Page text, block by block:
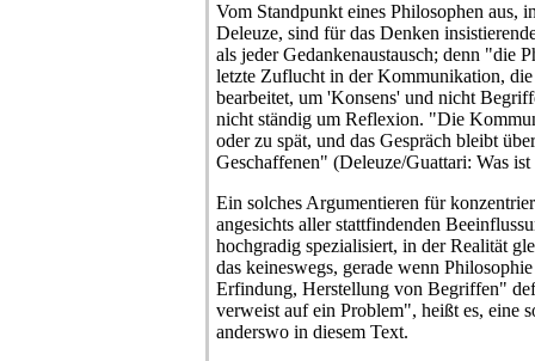
Vom Standpunkt eines Philosophen aus,
Deleuze, sind für das Denken
als jeder Gedankenaustausch; denn "die
letzte Zuflucht in der Kommunikation,
bearbeitet, um 'Konsens' und nicht
nicht ständig um Reflexion. "Die
oder zu spät, und das Gespräch bleibt
Geschaffenen" (Deleuze/Guattari: Was
Ein solches Argumentieren für
angesichts aller stattfindenden
hochgradig spezialisiert, in der Realität
das keineswegs, gerade wenn
Erfindung, Herstellung von Begriffen"
verweist auf ein Problem", heißt es, eine
anderswo in diesem Text.